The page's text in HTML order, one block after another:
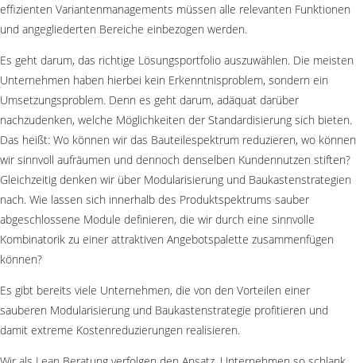
effizienten Variantenmanagements müssen alle relevanten Funktionen
und angegliederten Bereiche einbezogen werden.
Es geht darum, das richtige Lösungsportfolio auszuwählen. Die meisten
Unternehmen haben hierbei kein Erkenntnisproblem, sondern ein
Umsetzungsproblem. Denn es geht darum, adäquat darüber
nachzudenken, welche Möglichkeiten der Standardisierung sich bieten.
Das heißt: Wo können wir das Bauteilespektrum reduzieren, wo können
wir sinnvoll aufräumen und dennoch denselben Kundennutzen stiften?
Gleichzeitig denken wir über Modularisierung und Baukastenstrategien
nach. Wie lassen sich innerhalb des Produktspektrums sauber
abgeschlossene Module definieren, die wir durch eine sinnvolle
Kombinatorik zu einer attraktiven Angebotspalette zusammenfügen
können?
Es gibt bereits viele Unternehmen, die von den Vorteilen einer
sauberen Modularisierung und Baukastenstrategie profitieren und
damit extreme Kostenreduzierungen realisieren.